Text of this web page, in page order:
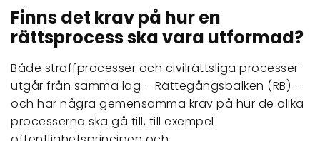
Finns det krav på hur en
rättsprocess ska vara utformad?
Både straffprocesser och civilrättsliga processer
utgår från samma lag – Rättegångsbalken (RB) –
och har några gemensamma krav på hur de olika
processerna ska gå till, till exempel